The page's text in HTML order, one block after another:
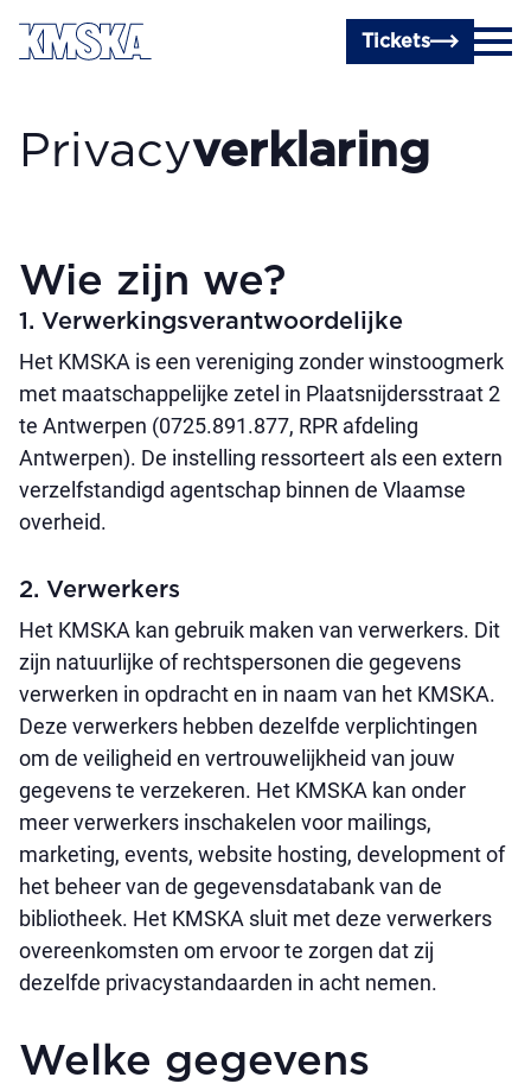
Ga naar hoofdinhoud
Tickets
Privacy­verklaring
Wie zijn we?
1. Verwerkingsverantwoordelijke
Het KMSKA is een vereniging zonder winstoogmerk
met maatschappelijke zetel in Plaatsnijdersstraat 2
te Antwerpen (0725.891.877, RPR afdeling
Antwerpen). De instelling ressorteert als een extern
verzelfstandigd agentschap binnen de Vlaamse
overheid.
2. Verwerkers
Het KMSKA kan gebruik maken van verwerkers. Dit
zijn natuurlijke of rechtspersonen die gegevens
verwerken in opdracht en in naam van het KMSKA.
Deze verwerkers hebben dezelfde verplichtingen
om de veiligheid en vertrouwelijkheid van jouw
gegevens te verzekeren. Het KMSKA kan onder
meer verwerkers inschakelen voor mailings,
marketing, events, website hosting, development of
het beheer van de gegevensdatabank van de
bibliotheek. Het KMSKA sluit met deze verwerkers
overeenkomsten om ervoor te zorgen dat zij
dezelfde privacystandaarden in acht nemen.
Welke gegevens